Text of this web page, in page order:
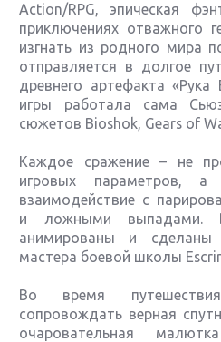
Action/RPG, эпическая
приключениях отважного
изгнать из родного мира
отправляется в долгое
древнего артефакта
игры работала сама
сюжетов Bioshok, Gears of
Каждое сражение – не
игровых параметров, а
взаимодействие с
и ложными выпадами.
анимированы и сделаны
мастера боевой школы
Во время
сопровождать верная
очаровательная